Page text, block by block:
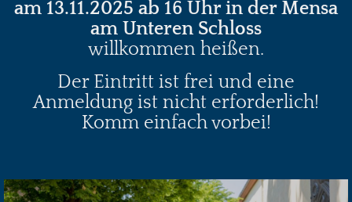
am 13.11.2025 ab 16 Uhr in der Mensa
am Unteren Schloss
willkommen heißen.
Der Eintritt ist frei und eine
Anmeldung ist nicht erforderlich!
Komm einfach vorbei!